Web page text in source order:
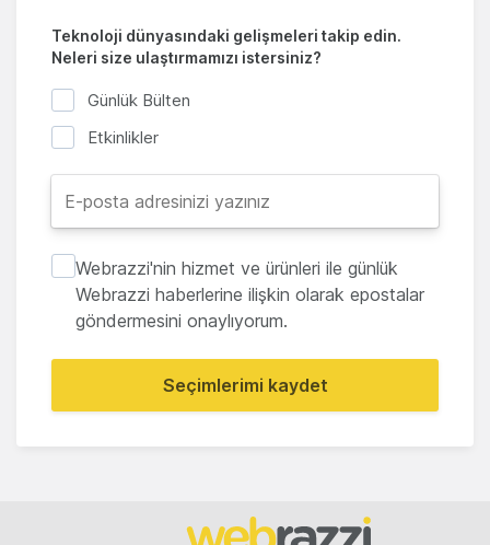
Teknoloji dünyasındaki gelişmeleri takip edin.
Neleri size ulaştırmamızı istersiniz?
Günlük Bülten
Etkinlikler
Webrazzi'nin hizmet ve ürünleri ile günlük
Webrazzi haberlerine ilişkin olarak epostalar
göndermesini onaylıyorum.
Seçimlerimi kaydet